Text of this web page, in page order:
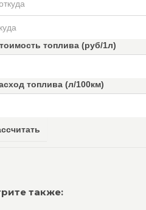
топлива (руб/1л)
топлива (л/100км)
также: